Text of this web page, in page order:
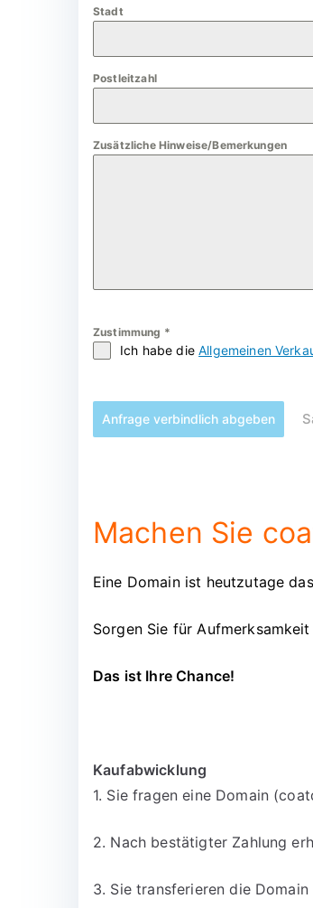
+
9
Stadt
Postleitzahl
Zusätzliche Hinweise/Bemerkungen
Zustimmung *
Ich habe dieAllgemeinen
Anfrage verbindlich abgeben
Machen Sie
Eine Domain ist heutzutage
Sorgen Sie für
Das ist Ihre Chance!
Kaufabwicklung
1. Sie fragen eine Domain
2. Nach bestätigter Zahlung
3. Sie transferieren die